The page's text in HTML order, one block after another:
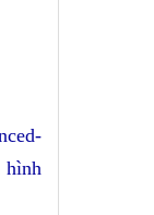
hình